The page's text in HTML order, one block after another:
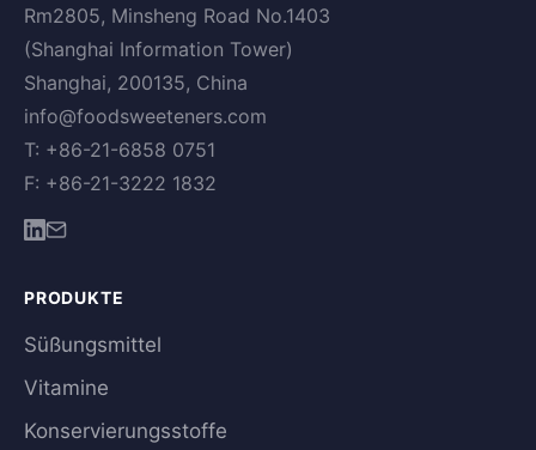
Rm2805, Minsheng Road No.1403
(Shanghai Information Tower)
Shanghai, 200135, China
info@foodsweeteners.com
T: +86-21-6858 0751
F: +86-21-3222 1832
PRODUKTE
Süßungsmittel
Vitamine
Konservierungsstoffe